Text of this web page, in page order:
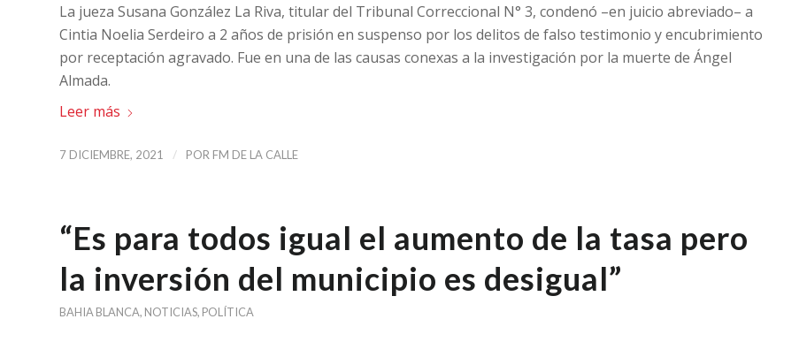
La jueza Susana González La Riva, titular del Tribunal Correccional N° 3, condenó –en juicio abreviado– a
Cintia Noelia Serdeiro a 2 años de prisión en suspenso por los delitos de falso testimonio y encubrimiento
por receptación agravado. Fue en una de las causas conexas a la investigación por la muerte de Ángel
Almada.
Leer más
7 DICIEMBRE, 2021 / POR FM DE LA CALLE
“Es para todos igual el aumento de la tasa pero
la inversión del municipio es desigual”
BAHIA BLANCA, NOTICIAS, POLÍTICA